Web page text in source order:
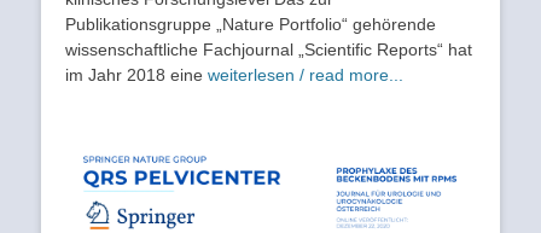
Publikationsgruppe „Nature Portfolio“ gehörende
wissenschaftliche Fachjournal „Scientific Reports“ hat
im Jahr 2018 eine weiterlesen / read more...